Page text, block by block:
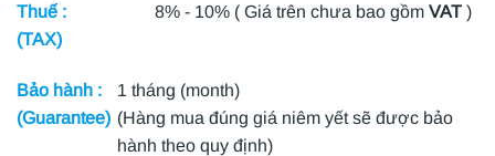
Thuế :
(TAX)
8% - 10% ( Giá trên chưa bao gồmVAT )
Bảo hành :
(Guarantee)
1 tháng (month)
(Hàng mua đúng giá niêm yết sẽ được bảo
hành theo quy định)